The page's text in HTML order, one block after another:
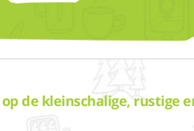
de kleinschalige, rustige